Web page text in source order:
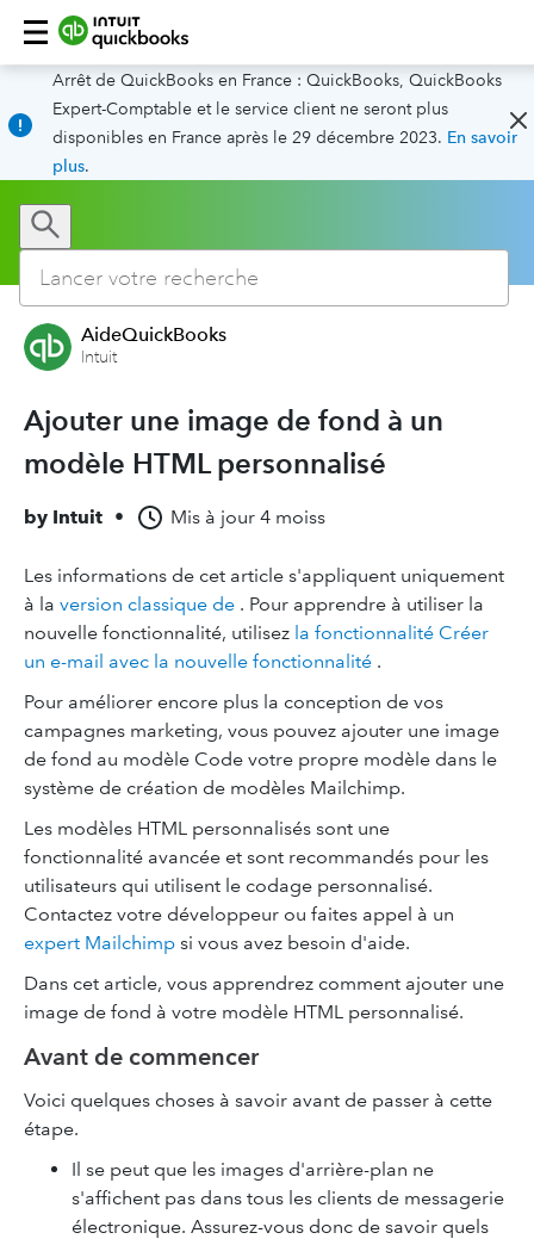
Arrêt de QuickBooks en France : QuickBooks, QuickBooks
Expert-Comptable et le service client ne seront plus
disponibles en France après le 29 décembre 2023. En savoir
plus.
AideQuickBooks
Intuit
Ajouter une image de fond à un
modèle HTML personnalisé
by Intuit • Mis à jour 4 moiss
Les informations de cet article s'appliquent uniquement
à la version classique de . Pour apprendre à utiliser la
nouvelle fonctionnalité, utilisez la fonctionnalité Créer
un e-mail avec la nouvelle fonctionnalité .
Pour améliorer encore plus la conception de vos
campagnes marketing, vous pouvez ajouter une image
de fond au modèle Code votre propre modèle dans le
système de création de modèles Mailchimp.
Les modèles HTML personnalisés sont une
fonctionnalité avancée et sont recommandés pour les
utilisateurs qui utilisent le codage personnalisé.
Contactez votre développeur ou faites appel à un
expert Mailchimp si vous avez besoin d'aide.
Dans cet article, vous apprendrez comment ajouter une
image de fond à votre modèle HTML personnalisé.
Avant de commencer
Voici quelques choses à savoir avant de passer à cette
étape.
Il se peut que les images d'arrière-plan ne
s'affichent pas dans tous les clients de messagerie
électronique. Assurez-vous donc de savoir quels